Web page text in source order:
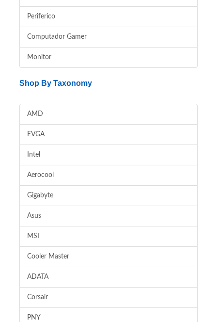
Periferico
Computador Gamer
Monitor
Shop By Taxonomy
AMD
EVGA
Intel
Aerocool
Gigabyte
Asus
MSI
Cooler Master
ADATA
Corsair
PNY